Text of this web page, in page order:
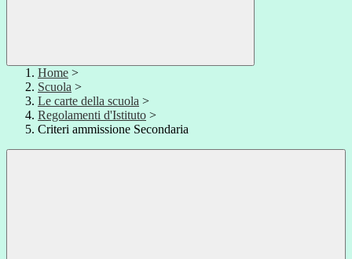
Home >
Scuola >
Le carte della scuola >
Regolamenti d'Istituto >
Criteri ammissione Secondaria